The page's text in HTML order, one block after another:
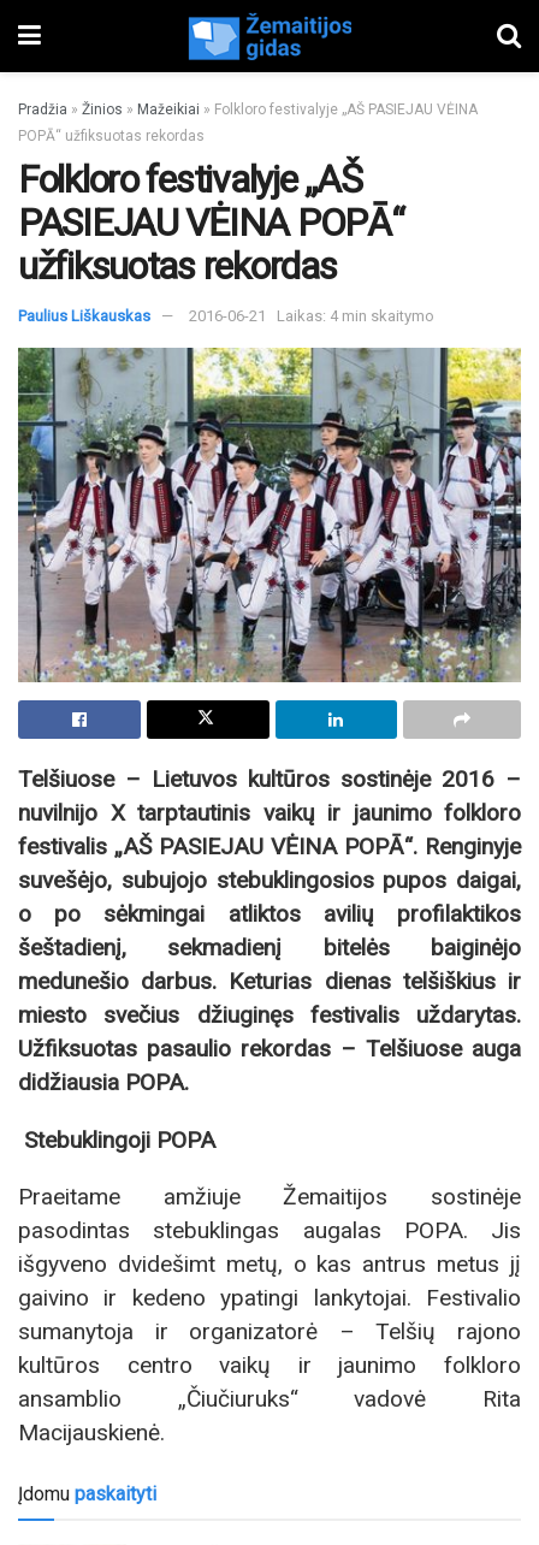
Pradžia » Žinios » Mažeikiai » Folkloro festivalyje „AŠ PASIEJAU VĖINA
POPĀ“ užfiksuotas rekordas
Folkloro festivalyje „AŠ
PASIEJAU VĖINA POPĀ“
užfiksuotas rekordas
Paulius Liškauskas 2016-06-21 Laikas: 4 min skaitymo
Telšiuose – Lietuvos kultūros sostinėje 2016 –
nuvilnijo X tarptautinis vaikų ir jaunimo folkloro
festivalis „AŠ PASIEJAU VĖINA POPĀ“. Renginyje
suvešėjo, subujojo stebuklingosios pupos daigai,
o po sėkmingai atliktos avilių profilaktikos
šeštadienį, sekmadienį bitelės baiginėjo
medunešio darbus. Keturias dienas telšiškius ir
miesto svečius džiuginęs festivalis uždarytas.
Užfiksuotas pasaulio rekordas – Telšiuose auga
didžiausia POPA.
Stebuklingoji POPA
Praeitame amžiuje Žemaitijos sostinėje
pasodintas stebuklingas augalas POPA. Jis
išgyveno dvidešimt metų, o kas antrus metus jį
gaivino ir kedeno ypatingi lankytojai. Festivalio
sumanytoja ir organizatorė – Telšių rajono
kultūros centro vaikų ir jaunimo folkloro
ansamblio „Čiučiuruks“ vadovė Rita
Macijauskienė.
Įdomu paskaityti